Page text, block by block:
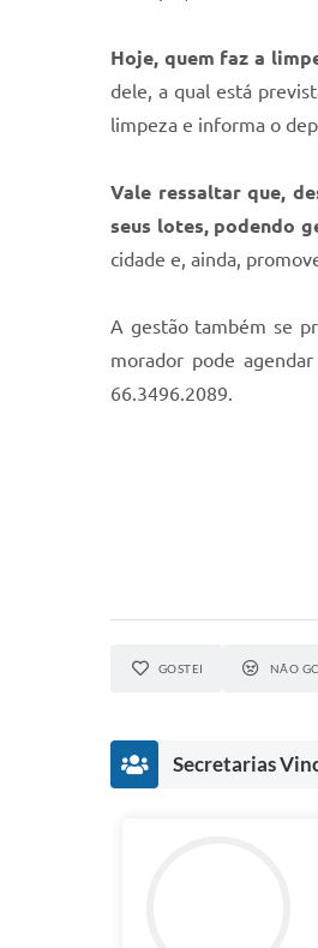
Hoje, quem faz a
dele, a qual está
limpeza e informa o
Vale ressaltar que,
seus lotes, podendo
cidade e, ainda,
A gestão também se
morador pode
66.3496.2089.
GOSTEI NÃO
Secretarias